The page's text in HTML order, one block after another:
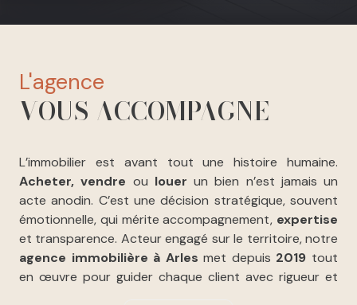
l'agence
VOUS ACCOMPAGNE
L’immobilier est avant tout une histoire humaine.
Acheter, vendre ou louer un bien n’est jamais un
acte anodin. C’est une décision stratégique, souvent
émotionnelle, qui mérite accompagnement, expertise
et transparence. Acteur engagé sur le territoire, notre
agence immobilière à Arles met depuis 2019 tout
en œuvre pour guider chaque client avec rigueur et